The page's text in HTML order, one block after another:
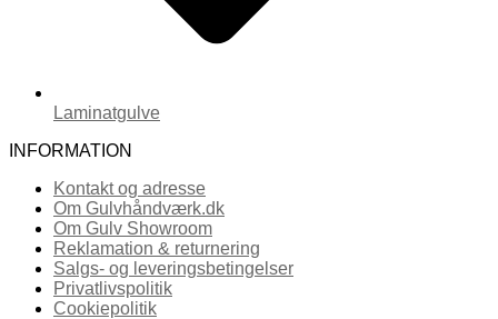
Laminatgulve
INFORMATION
Kontakt og adresse
Om Gulvhåndværk.dk
Om Gulv Showroom
Reklamation & returnering
Salgs- og leveringsbetingelser
Privatlivspolitik
Cookiepolitik